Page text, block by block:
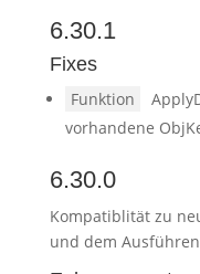
6.30.1
Fixes
Funktion
vorhandene
6.30.0
Kompatiblität zu
und dem